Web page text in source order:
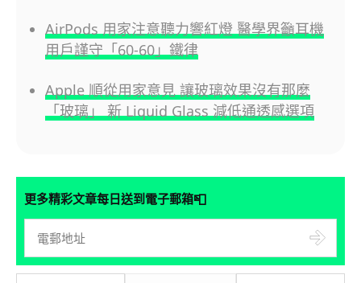
AirPods 用家注意聽力響紅燈 醫學界籲耳機
用戶謹守「60-60」鐵律
Apple 順從用家意見 讓玻璃效果沒有那麼
「玻璃」 新 Liquid Glass 減低通透感選項
更多精彩文章每日送到電子郵箱📮